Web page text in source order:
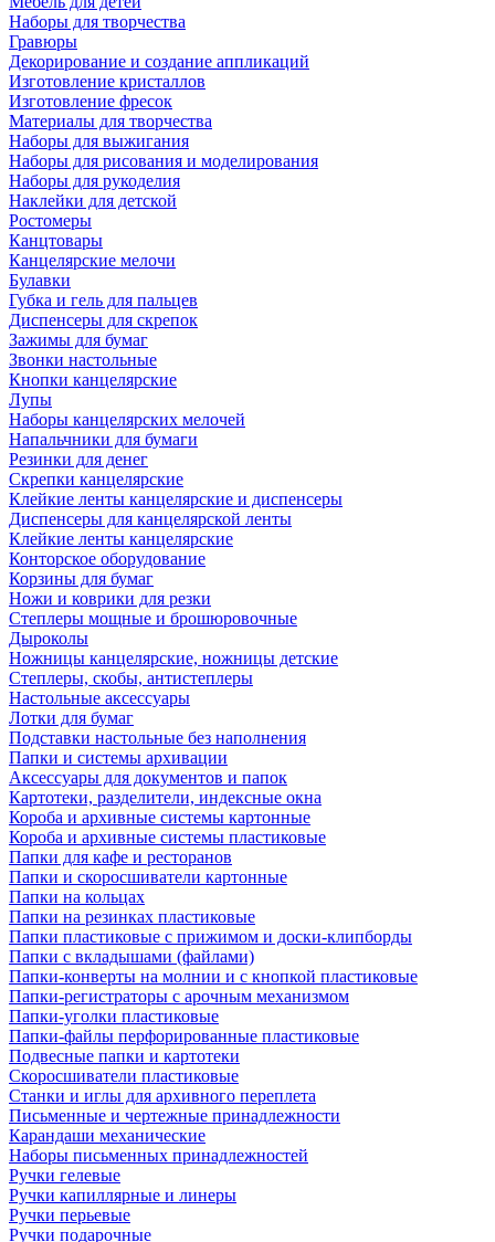
Наборы для творчества
Гравюры
Декорирование и создание аппликаций
Изготовление кристаллов
Изготовление фресок
Материалы для творчества
Наборы для выжигания
Наборы для рисования и моделирования
Наборы для рукоделия
Наклейки для детской
Ростомеры
Канцтовары
Канцелярские мелочи
Булавки
Губка и гель для пальцев
Диспенсеры для скрепок
Зажимы для бумаг
Звонки настольные
Кнопки канцелярские
Лупы
Наборы канцелярских мелочей
Напальчники для бумаги
Резинки для денег
Скрепки канцелярские
Клейкие ленты канцелярские и диспенсеры
Диспенсеры для канцелярской ленты
Клейкие ленты канцелярские
Конторское оборудование
Корзины для бумаг
Ножи и коврики для резки
Степлеры мощные и брошюровочные
Дыроколы
Ножницы канцелярские, ножницы детские
Степлеры, скобы, антистеплеры
Настольные аксессуары
Лотки для бумаг
Подставки настольные без наполнения
Папки и системы архивации
Аксессуары для документов и папок
Картотеки, разделители, индексные окна
Короба и архивные системы картонные
Короба и архивные системы пластиковые
Папки для кафе и ресторанов
Папки и скоросшиватели картонные
Папки на кольцах
Папки на резинках пластиковые
Папки пластиковые с прижимом и доски-клипборды
Папки с вкладышами (файлами)
Папки-конверты на молнии и с кнопкой пластиковые
Папки-регистраторы с арочным механизмом
Папки-уголки пластиковые
Папки-файлы перфорированные пластиковые
Подвесные папки и картотеки
Скоросшиватели пластиковые
Станки и иглы для архивного переплета
Письменные и чертежные принадлежности
Карандаши механические
Наборы письменных принадлежностей
Ручки гелевые
Ручки капиллярные и линеры
Ручки перьевые
Ручки подарочные